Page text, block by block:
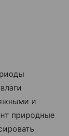
и
природные